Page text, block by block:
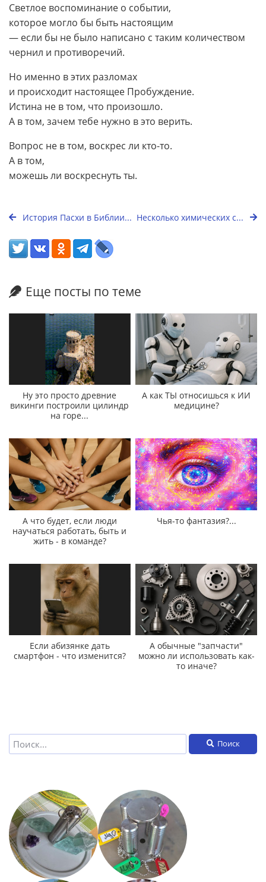
Светлое воспоминание о событии,
которое могло бы быть настоящим
— если бы не было написано с таким количеством
чернил и противоречий.
Но именно в этих разломах
и происходит настоящее Пробуждение.
Истина не в том, что произошло.
А в том, зачем тебе нужно в это верить.
Вопрос не в том, воскрес ли кто-то.
А в том,
можешь ли воскреснуть ты.
История Пасхи в Библии... Несколько химических с...
Еще посты по теме
Ну это просто древние
викинги построили цилиндр
на горе...
А как ТЫ относишься к ИИ
медицине?
А что будет, если люди
научаться работать, быть и
жить - в команде?
Чья-то фантазия?...
Если абизянке дать
смартфон - что изменится?
А обычные "запчасти"
можно ли использовать как-
то иначе?
Поиск